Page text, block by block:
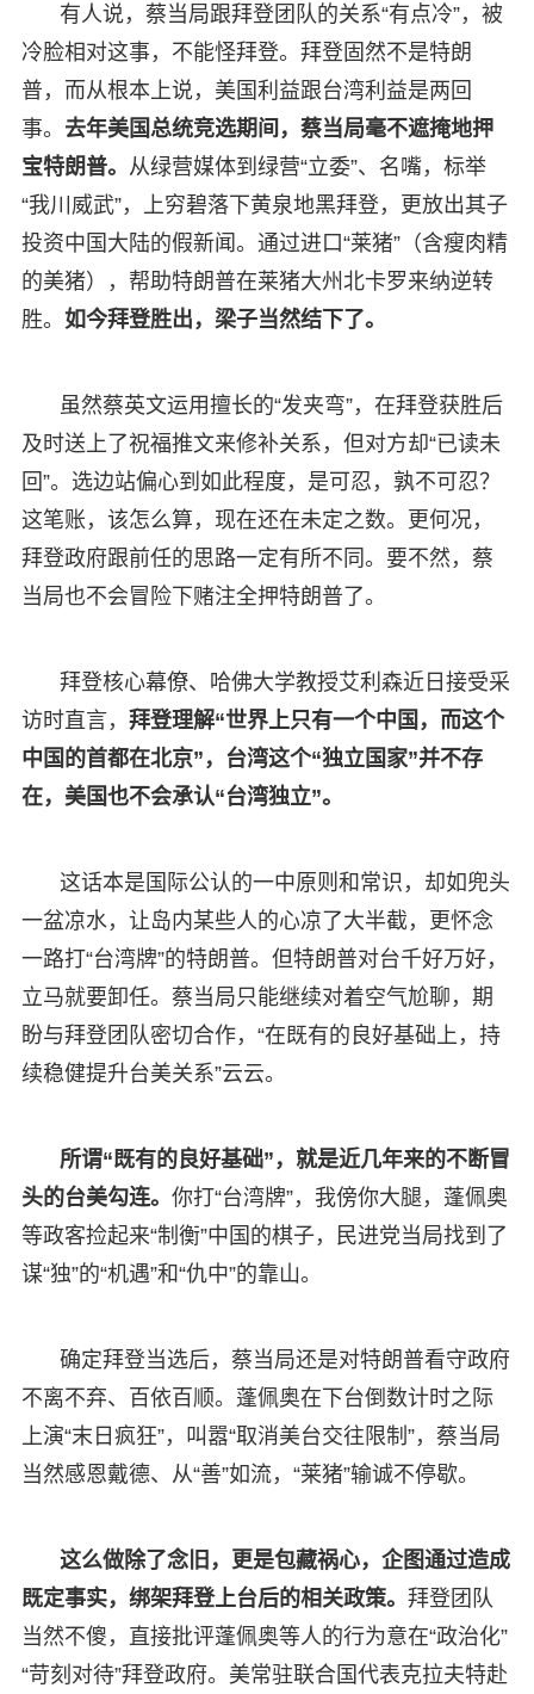
有人说，蔡当局跟拜登团队的关系“有点冷”，被
冷脸相对这事，不能怪拜登。拜登固然不是特朗
普，而从根本上说，美国利益跟台湾利益是两回
事。 去年美国总统竞选期间，蔡当局毫不遮掩地押
宝特朗普。 从绿营媒体到绿营“立委”、名嘴，标举
“我川威武”，上穷碧落下黄泉地黑拜登，更放出其子
投资中国大陆的假新闻。通过进口“莱猪”（含瘦肉精
的美猪），帮助特朗普在莱猪大州北卡罗来纳逆转
胜。 如今拜登胜出，梁子当然结下了。
虽然蔡英文运用擅长的“发夹弯”，在拜登获胜后
及时送上了祝福推文来修补关系，但对方却“已读未
回”。选边站偏心到如此程度，是可忍，孰不可忍？
这笔账，该怎么算，现在还在未定之数。更何况，
拜登政府跟前任的思路一定有所不同。要不然，蔡
当局也不会冒险下赌注全押特朗普了。
拜登核心幕僚、哈佛大学教授艾利森近日接受采
访时直言， 拜登理解“世界上只有一个中国，而这个
中国的首都在北京”，台湾这个“独立国家”并不存
在，美国也不会承认“台湾独立”。
这话本是国际公认的一中原则和常识，却如兜头
一盆凉水，让岛内某些人的心凉了大半截，更怀念
一路打“台湾牌”的特朗普。但特朗普对台千好万好，
立马就要卸任。蔡当局只能继续对着空气尬聊，期
盼与拜登团队密切合作，“在既有的良好基础上，持
续稳健提升台美关系”云云。
所谓“既有的良好基础”，就是近几年来的不断冒
头的台美勾连。 你打“台湾牌”，我傍你大腿，蓬佩奥
等政客捡起来“制衡”中国的棋子，民进党当局找到了
谋“独”的“机遇”和“仇中”的靠山。
确定拜登当选后，蔡当局还是对特朗普看守政府
不离不弃、百依百顺。蓬佩奥在下台倒数计时之际
上演“末日疯狂”，叫嚣“取消美台交往限制”，蔡当局
当然感恩戴德、从“善”如流，“莱猪”输诚不停歇。
这么做除了念旧，更是包藏祸心，企图通过造成
既定事实，绑架拜登上台后的相关政策。 拜登团队
当然不傻，直接批评蓬佩奥等人的行为意在“政治化”
“苛刻对待”拜登政府。美常驻联合国代表克拉夫特赴